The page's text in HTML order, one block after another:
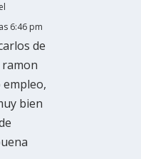
el
6:46 pm
de
ramon
empleo,
bien